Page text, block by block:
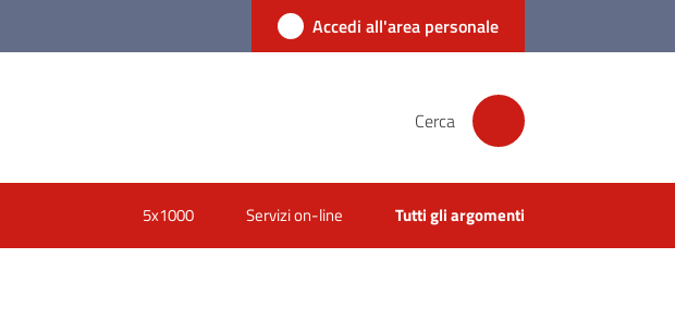
Accedi all'area personale
Cerca
5x1000 Servizi on-line Tutti gli argomenti